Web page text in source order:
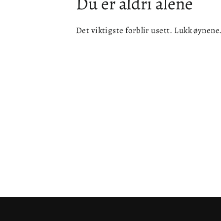
Det viktigste forblir usett. Lukk